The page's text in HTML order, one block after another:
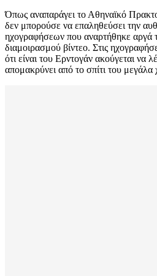
Όπως αναπαράγει το Αθηναϊκό
δεν μπορούσε να επαληθεύσει την
ηχογραφήσεων που αναρτήθηκε αργά
διαμοιρασμού βίντεο. Στις
ότι είναι του Ερντογάν ακούγεται να
απομακρύνει από το σπίτι του μεγάλα